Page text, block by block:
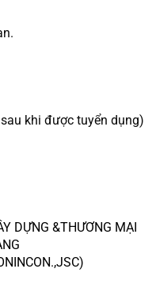
khi được tuyển dụng)
DỰNG &THƯƠNG MẠI